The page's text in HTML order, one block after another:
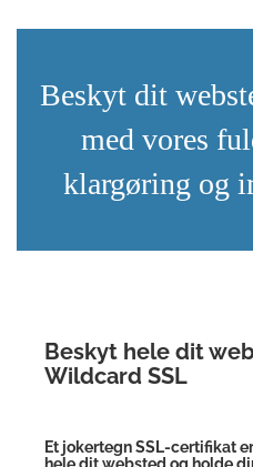
Beskyt dit
med vores
klargøring og
Beskyt hele dit
Wildcard SSL
Et jokertegn SSL-certifikat